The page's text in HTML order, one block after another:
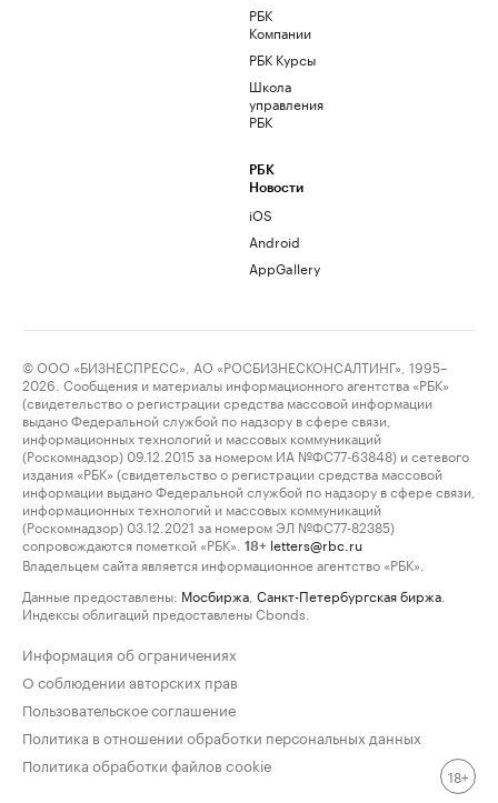
РБК
Компании
РБК Курсы
Школа
управления
РБК
РБК
Новости
iOS
Android
AppGallery
© ООО «БИЗНЕСПРЕСС», АО «РОСБИЗНЕСКОНСАЛТИНГ», 1995–
2026. Сообщения и материалы информационного агентства «РБК»
(свидетельство о регистрации средства массовой информации
выдано Федеральной службой по надзору в сфере связи,
информационных технологий и массовых коммуникаций
(Роскомнадзор) 09.12.2015 за номером ИА №ФС77-63848) и сетевого
издания «РБК» (свидетельство о регистрации средства массовой
информации выдано Федеральной службой по надзору в сфере связи,
информационных технологий и массовых коммуникаций
(Роскомнадзор) 03.12.2021 за номером ЭЛ №ФС77-82385)
сопровождаются пометкой «РБК».
18+ letters@rbc.ru
Владельцем сайта является информационное агентство «РБК».
Данные предоставлены: Мосбиржа Санкт-Петербургская биржа
Индексы облигаций предоставлены Cbonds.
Информация об ограничениях
О соблюдении авторских прав
Пользовательское соглашение
Политика в отношении обработки персональных данных
Политика обработки файлов cookie
18+